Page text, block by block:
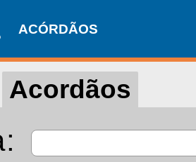
ACÓRDÃOS
Acordãos